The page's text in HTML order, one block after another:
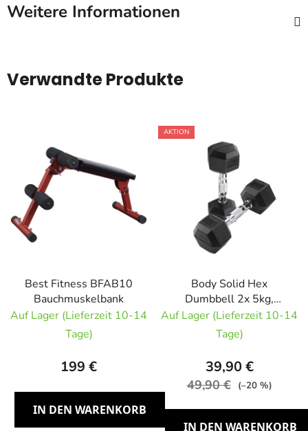
Weitere Informationen
Verwandte Produkte
Best Fitness BFAB10
Bauchmuskelbank
Auf Lager (Lieferzeit 10-14
Tage)
199 €
IN DEN WARENKORB
AKTION
Body Solid Hex
Dumbbell 2x 5kg,
Kurzhantel-Paar
Auf Lager (Lieferzeit 10-14
Tage)
39,90 €
49,90 € (–20 %)
IN DEN WARENKORB